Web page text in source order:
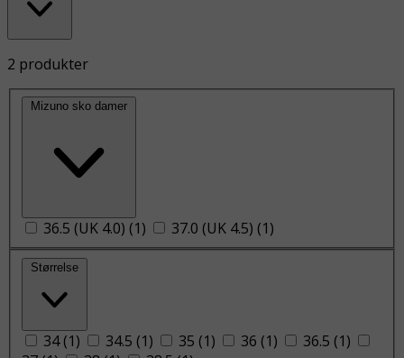
2 produkter
Mizuno sko damer
36.5 (UK 4.0) (1) 37.0 (UK 4.5) (1)
Størrelse
34 (1) 34.5 (1) 35 (1) 36 (1) 36.5 (1)